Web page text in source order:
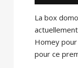
La box
Homey
pour ce